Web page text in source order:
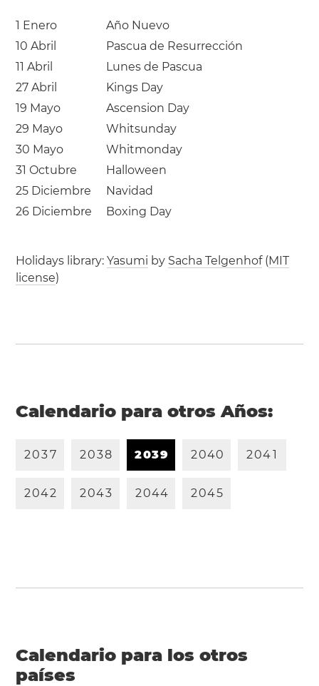
1 Enero
Año Nuevo
10 Abril
Pascua de Resurrección
11 Abril
Lunes de Pascua
27 Abril
Kings Day
19 Mayo
Ascension Day
29 Mayo
Whitsunday
30 Mayo
Whitmonday
31 Octubre
Halloween
25 Diciembre
Navidad
26 Diciembre
Boxing Day
Holidays library:Yasumi by Sacha Telgenhof(MIT
license)
Calendario para otros Años:
2037 2038 2039 2040 2041
2042 2043 2044 2045
Calendario para los otros
países